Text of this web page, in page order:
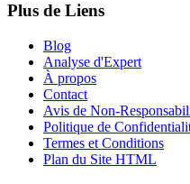
Plus de Liens
Blog
Analyse d'Expert
À propos
Contact
Avis de Non-
Politique de
Termes et Conditions
Plan du Site HTML